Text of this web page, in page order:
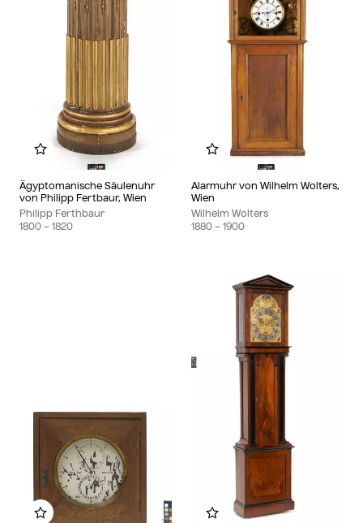
Ägyptomanische Säulenuhr
von Philipp Fertbaur, Wien
Philipp Ferthbaur
1800 – 1820
Zu meinem Album hinzufügen
Alarmuhr von Wilhelm Wolters,
Wien
Wilhelm Wolters
1880 – 1900
Zu meinem Album
Zu meinem Album hinzufügenZu meinem Album